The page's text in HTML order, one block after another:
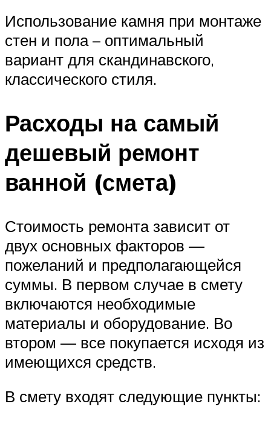
Использование камня при монтаже
стен и пола – оптимальный
вариант для скандинавского,
классического стиля.
Расходы на самый
дешевый ремонт
ванной (смета)
Стоимость ремонта зависит от
двух основных факторов —
пожеланий и предполагающейся
суммы. В первом случае в смету
включаются необходимые
материалы и оборудование. Во
втором — все покупается исходя из
имеющихся средств.
В смету входят следующие пункты: